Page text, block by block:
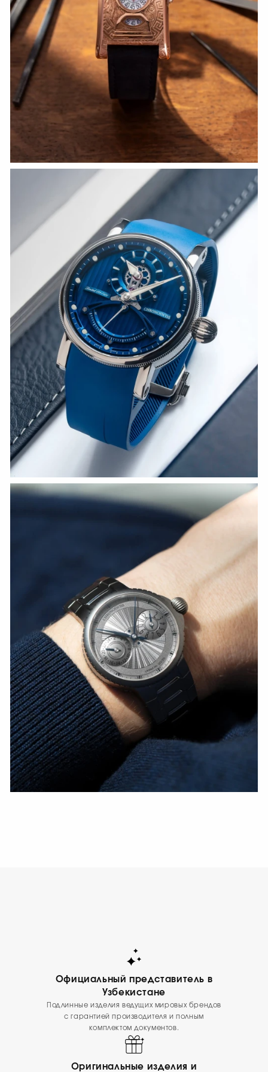
СМОТРЕТЬ СЕЙЧАС
Официальный представитель в
Узбекистане
Подлинные изделия ведущих мировых брендов
с гарантией производителя и полным
комплектом документов.
Оригинальные изделия и